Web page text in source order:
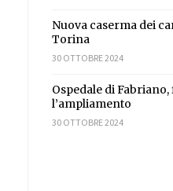
Nuova caserma dei
Torina
30 OTTOBRE 2024
Ospedale di
l’ampliamento
30 OTTOBRE 2024